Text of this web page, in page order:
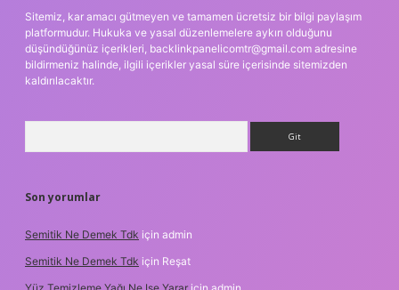
Sitemiz, kar amacı gütmeyen ve tamamen ücretsiz bir bilgi paylaşım
platformudur. Hukuka ve yasal düzenlemelere aykırı olduğunu
düşündüğünüz içerikleri, backlinkpanelicomtr@gmail.com adresine
bildirmeniz halinde, ilgili içerikler yasal süre içerisinde sitemizden
kaldırılacaktır.
Son yorumlar
Semitik Ne Demek Tdk için admin
Semitik Ne Demek Tdk için Reşat